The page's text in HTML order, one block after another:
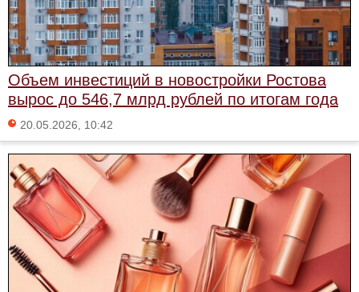
Объем инвестиций в новостройки Ростова
вырос до 546,7 млрд рублей по итогам года
20.05.2026, 10:42